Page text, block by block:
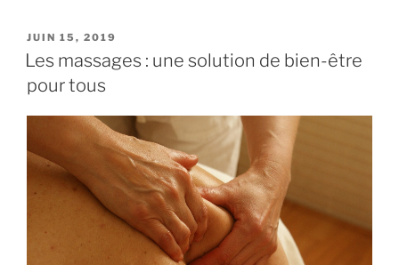
PUBLIÉ
LE
JUIN 15, 2019
Les massages : une solution de bien-être
pour tous